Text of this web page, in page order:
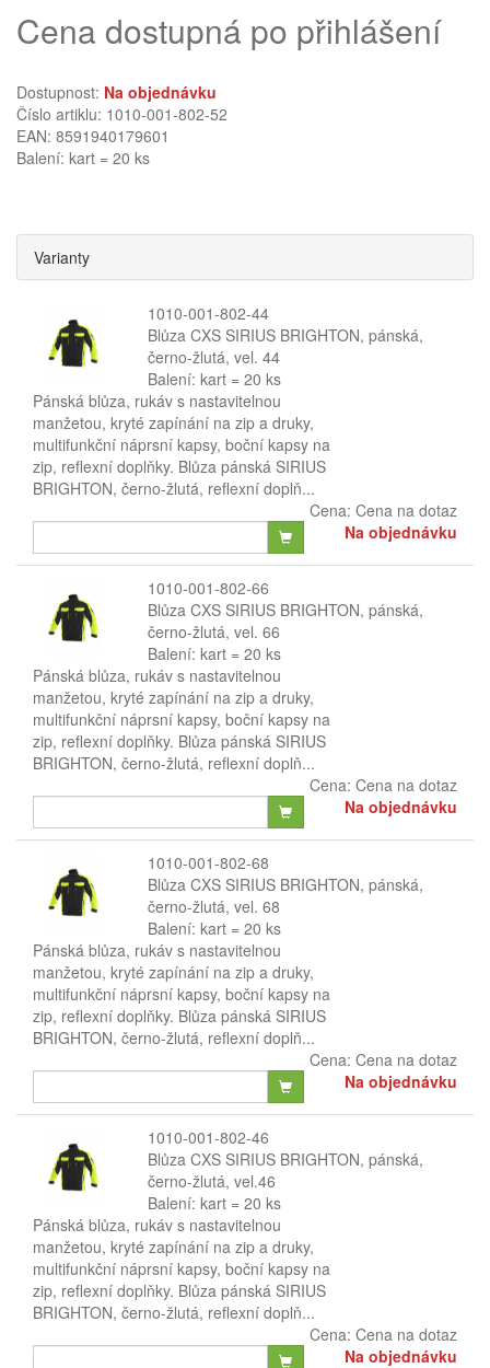
Cena dostupná po přihlášení
Dostupnost: Na objednávku
Číslo artiklu: 1010-001-802-52
EAN: 8591940179601
Balení: kart = 20 ks
Varianty
1010-001-802-44
Blůza CXS SIRIUS BRIGHTON, pánská,
černo-žlutá, vel. 44
Balení: kart = 20 ks
Pánská blůza, rukáv s nastavitelnou
manžetou, kryté zapínání na zip a druky,
multifunkční náprsní kapsy, boční kapsy na
zip, reflexní doplňky. Blůza pánská SIRIUS
BRIGHTON, černo-žlutá, reflexní doplň...
Cena: Cena na dotaz
Na objednávku
1010-001-802-66
Blůza CXS SIRIUS BRIGHTON, pánská,
černo-žlutá, vel. 66
Balení: kart = 20 ks
Pánská blůza, rukáv s nastavitelnou
manžetou, kryté zapínání na zip a druky,
multifunkční náprsní kapsy, boční kapsy na
zip, reflexní doplňky. Blůza pánská SIRIUS
BRIGHTON, černo-žlutá, reflexní doplň...
Cena: Cena na dotaz
Na objednávku
1010-001-802-68
Blůza CXS SIRIUS BRIGHTON, pánská,
černo-žlutá, vel. 68
Balení: kart = 20 ks
Pánská blůza, rukáv s nastavitelnou
manžetou, kryté zapínání na zip a druky,
multifunkční náprsní kapsy, boční kapsy na
zip, reflexní doplňky. Blůza pánská SIRIUS
BRIGHTON, černo-žlutá, reflexní doplň...
Cena: Cena na dotaz
Na objednávku
1010-001-802-46
Blůza CXS SIRIUS BRIGHTON, pánská,
černo-žlutá, vel.46
Balení: kart = 20 ks
Pánská blůza, rukáv s nastavitelnou
manžetou, kryté zapínání na zip a druky,
multifunkční náprsní kapsy, boční kapsy na
zip, reflexní doplňky. Blůza pánská SIRIUS
BRIGHTON, černo-žlutá, reflexní doplň...
Cena: Cena na dotaz
Na objednávku